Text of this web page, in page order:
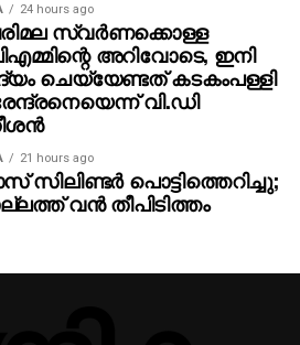
24 hours ago
സ്വര്‍ണക്കൊള്ള
അറിവോടെ, ഇനി
ചെയ്യേണ്ടത് കടകംപള്ളി
വി.ഡി
21 hours ago
സിലിണ്ടര്‍ പൊട്ടിത്തെറിച്ചു;
വന്‍ തീപിടിത്തം